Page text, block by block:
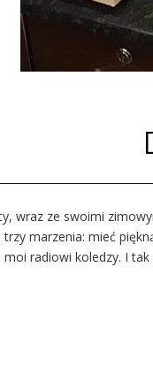
wraz ze swoimi
marzenia: mieć
radiowi koledzy. I tak